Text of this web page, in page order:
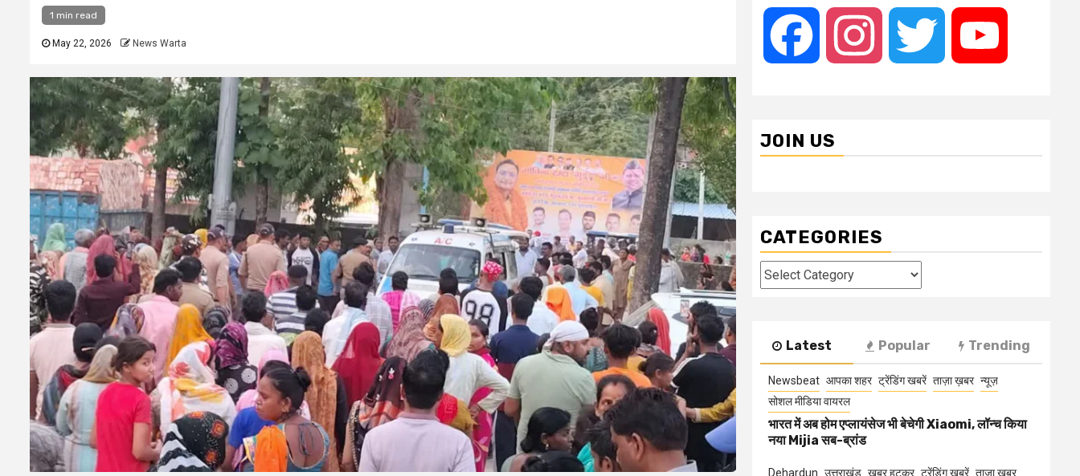
1 min read
May 22, 2026 News Warta
Facebook Instagram Twitter
JOIN US
CATEGORIES
Categories
Latest Popular Trending
Newsbeat आपका शहर ट्रेंडिंग खबरें ताज़ा ख़बर न्यूज़
सोशल मीडिया वायरल
भारत में अब होम एप्लायंसेज भी बेचेगी Xiaomi, लॉन्च किया
नया Mijia सब-ब्रांड
Dehardun उत्तराखंड खबर हटकर ट्रेंडिंग खबरें ताज़ा ख़बर